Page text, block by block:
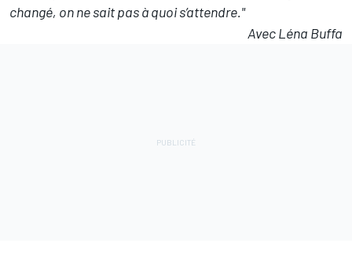
changé, on ne sait pas à quoi s’attendre."
Avec Léna Buffa